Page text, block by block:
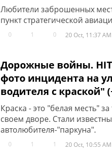
Любители заброшенных
пункт стратегической
0 1 0 20 Oct, 11:37 AM
Дорожные войны.
фото инцидента на
водителя с краской"
Краска - это "белая месть"
своем дворе. Стали
автолюбителя-"паркуна".
0 1 1 20 Oct, 10:55 AM